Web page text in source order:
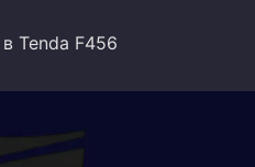
Tenda F456